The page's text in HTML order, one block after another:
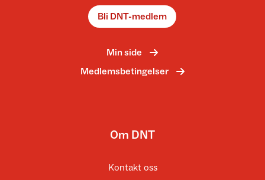
Bli DNT-medlem
Min side
Medlemsbetingelser
Om DNT
Kontakt oss